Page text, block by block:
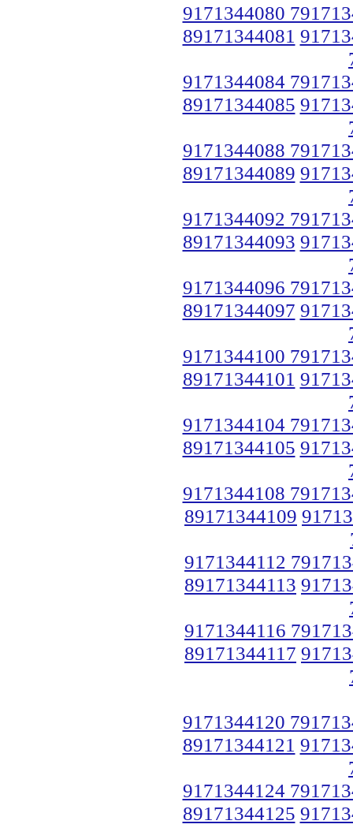
9171344080
89171344081
9171344084
89171344085
9171344088
89171344089
9171344092
89171344093
9171344096
89171344097
9171344100
89171344101
9171344104
89171344105
9171344108
89171344109
9171344112
89171344113
9171344116
89171344117
9171344120
89171344121
9171344124
89171344125